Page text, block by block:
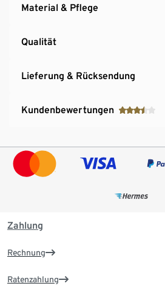
Material & Pflege
Qualität
Lieferung & Rücksendung
Kundenbewertungen
Zahlung
Rechnung
Ratenzahlung